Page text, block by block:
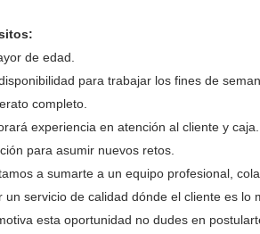
de edad.
para trabajar los fines de
completo.
experiencia en atención al cliente y caja.
para asumir nuevos retos.
a sumarte a un equipo profesional,
un servicio de calidad dónde el cliente es lo
esta oportunidad no dudes en